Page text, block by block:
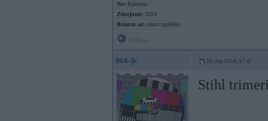
No: Baldone
Ziņojumi: 3554
Braucu ar: cauru izpūtēju
968-jk 29. Jun 2014, 17:47
Stihl